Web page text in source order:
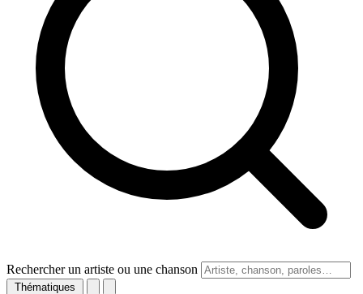
Rechercher un artiste ou une chanson
Thématiques